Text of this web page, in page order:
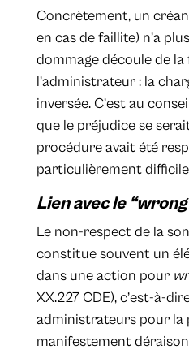
Concrètement, un
en cas de faillite) n’a
dommage découle de la
l’administrateur : la
inversée. C’est au
que le préjudice se
procédure avait été
particulièrement
Lien avec le
Le non-respect de la
constitue souvent un
dans une action pour
XX.227 CDE), c’est-à-
administrateurs pour la
manifestement